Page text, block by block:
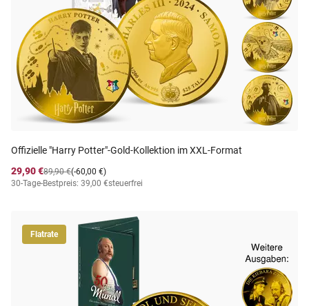
Offizielle "Harry Potter"-Gold-Kollektion im XXL-Format
29,90 €
(-60,00 €)
89,90 €
30-Tage-Bestpreis: 39,00 €steuerfrei
Flatrate